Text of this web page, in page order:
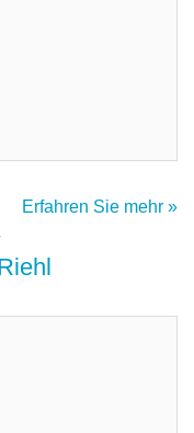
Erfahren Sie mehr »